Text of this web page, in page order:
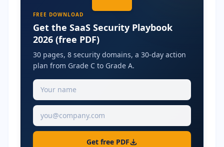
FREE DOWNLOAD
Get the SaaS Security Playbook
2026 (free PDF)
30 pages, 8 security domains, a 30-day action
plan from Grade C to Grade A.
Get free PDF